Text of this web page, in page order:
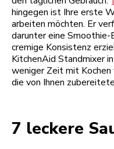
hingegen ist Ihre erste
arbeiten möchten. Er
darunter eine
cremige Konsistenz
KitchenAid Standmixer
weniger Zeit mit Kochen
die von Ihnen
7 leckere